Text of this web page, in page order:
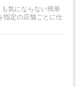
気にならない簡単